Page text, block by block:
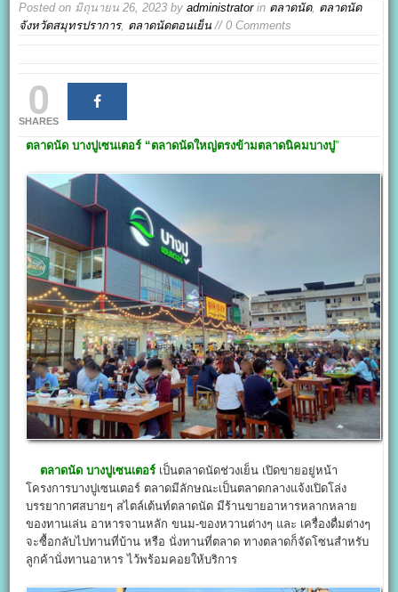
Posted on มิถุนายน 26, 2023 byadministratorin ตลาดนัด, ตลาดนัด
จังหวัดสมุทรปราการ, ตลาดนัดตอนเย็น // 0 Comments
0
SHARES
ตลาดนัด บางปูเซนเตอร์ “ตลาดนัดใหญ่ตรงข้ามตลาดนิคมบางปู”
ตลาดนัด บางปูเซนเตอร์ เป็นตลาดนัดช่วงเย็น เปิดขายอยู่หน้า
โครงการบางปูเซนเตอร์ ตลาดมีลักษณะเป็นตลาดกลางแจ้งเปิดโล่ง
บรรยากาศสบายๆ สไตล์เต้นท์ตลาดนัด มีร้านขายอาหารหลากหลาย
ของทานเล่น อาหารจานหลัก ขนม-ของหวานต่างๆ และ เครื่องดื่มต่างๆ
จะซื้อกลับไปทานที่บ้าน หรือ นั่งทานที่ตลาด ทางตลาดก็จัดโซนสำหรับ
ลูกค้านั่งทานอาหาร ไว้พร้อมคอยให้บริการ